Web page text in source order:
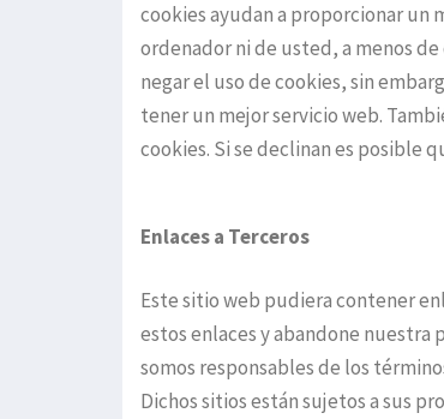
cookies ayudan a proporcionar un
ordenador ni de usted, a menos
negar el uso de cookies, sin
tener un mejor servicio web.
cookies. Si se declinan es posible
Enlaces a Terceros
Este sitio web pudiera contener
estos enlaces y abandone
somos responsables de los
Dichos sitios están sujetos a sus